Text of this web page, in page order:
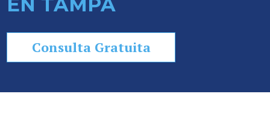
er
Consulta Gratuita